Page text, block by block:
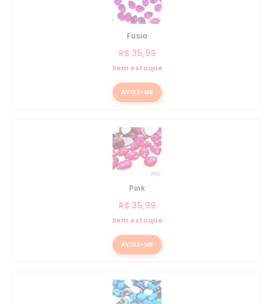
Fusia
R$ 35,99
Sem estoque
AVISE-ME
Pink
R$ 35,99
Sem estoque
AVISE-ME